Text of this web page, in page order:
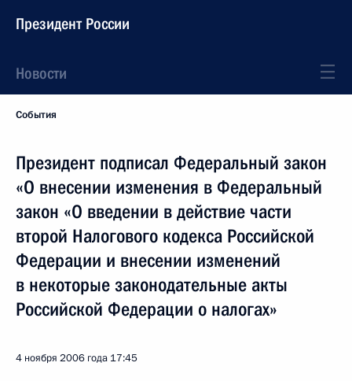
Президент России
Новости
События
Президент подписал Федеральный закон
«О внесении изменения в Федеральный
закон «О введении в действие части
второй Налогового кодекса Российской
Федерации и внесении изменений
в некоторые законодательные акты
Российской Федерации о налогах»
4 ноября 2006 года 17:45